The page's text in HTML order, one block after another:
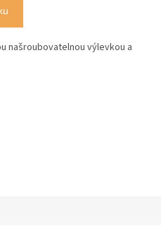
našroubovatelnou výlevkou a